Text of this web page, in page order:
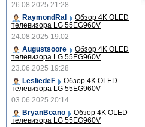
26.08.2025 21:28
RaymondRal
Обзор 4K OLED
телевизора LG 55EG960V
24.08.2025 19:02
Augustsoore
Обзор 4K OLED
телевизора LG 55EG960V
23.06.2025 19:28
LesliedeF
Обзор 4K OLED
телевизора LG 55EG960V
03.06.2025 20:14
BryanBoano
Обзор 4K OLED
телевизора LG 55EG960V